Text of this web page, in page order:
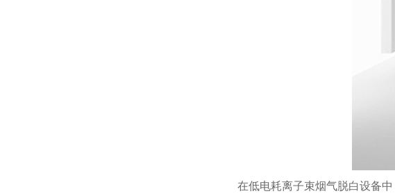
在低电耗离子束烟气脱白设备